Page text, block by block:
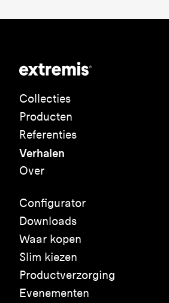
Collecties
Producten
Referenties
Verhalen
Over
Configurator
Downloads
Waar kopen
Slim kiezen
Productverzorging
Evenementen